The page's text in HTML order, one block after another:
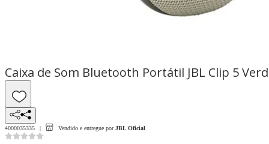
Caixa de Som Bluetooth Portátil JBL Clip 5
4000035335 Vendido e entregue por JBL Oficial